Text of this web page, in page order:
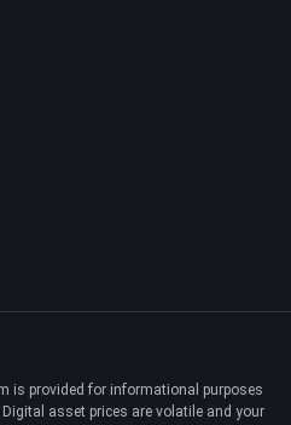
is provided for informational purposes
asset prices are volatile and your